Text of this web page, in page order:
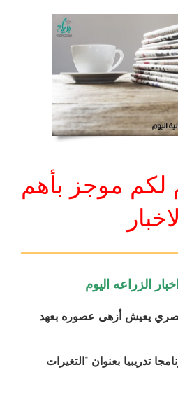
لكم موجز بأهم
الزراعه اليوم
يعيش أزهى عصوره بعهد
تدريبيا بعنوان “التغيرات